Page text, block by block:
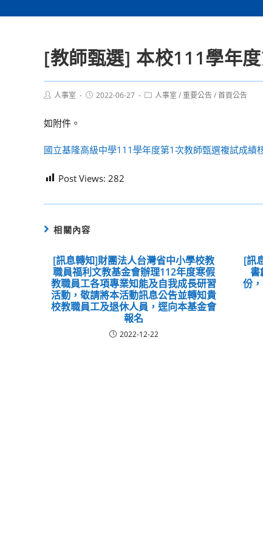
[教師甄選] 本校111學年
Post人事室
Post2022-06-27
Post人事室 /重要公告/首頁公告
如附件。
國立基隆高級中學111學年度第1次教師甄選複試成績
Post Views: 282
相關內容
[訊息轉知]財團法人台灣省中小學校教
職員福利文教基金會辦理112年度寒假
教職員工各項專業知能及自我成長研習
活動，敬請將本活動訊息公告並轉知貴
校教職員工及退休人員，逕向本基金會
報名
2022-12-22
[訊
書
份